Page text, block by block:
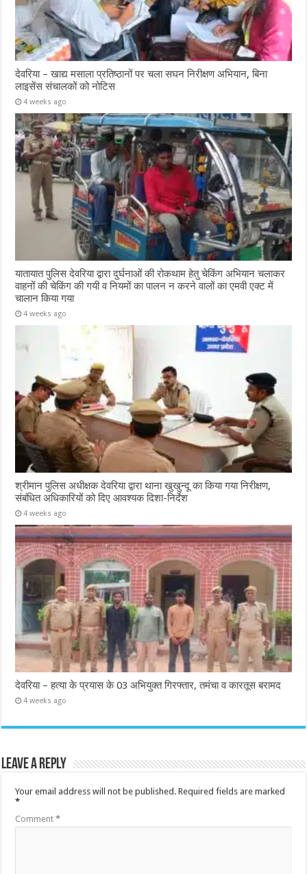
देवरिया – खाद्य मसाला प्रतिष्ठानों पर चला सघन निरीक्षण अभियान, बिना
लाइसेंस संचालकों को नोटिस
4 weeks ago
यातायात पुलिस देवरिया द्वारा दुर्घनाओं की रोकथाम हेतु चेकिंग अभियान चलाकर
वाहनों की चेकिंग की गयी व नियमों का पालन न करने वालों का एमवी एक्ट में
चालान किया गया
4 weeks ago
श्रीमान पुलिस अधीक्षक देवरिया द्वारा थाना खुखुन्दू का किया गया निरीक्षण,
संबंधित अधिकारियों को दिए आवश्यक दिशा-निर्देश
4 weeks ago
देवरिया – हत्या के प्रयास के 03 अभियुक्त गिरफ्तार, तमंचा व कारतूस बरामद
4 weeks ago
Leave a Reply
Your email address will not be published. Required fields are marked
*
Comment*